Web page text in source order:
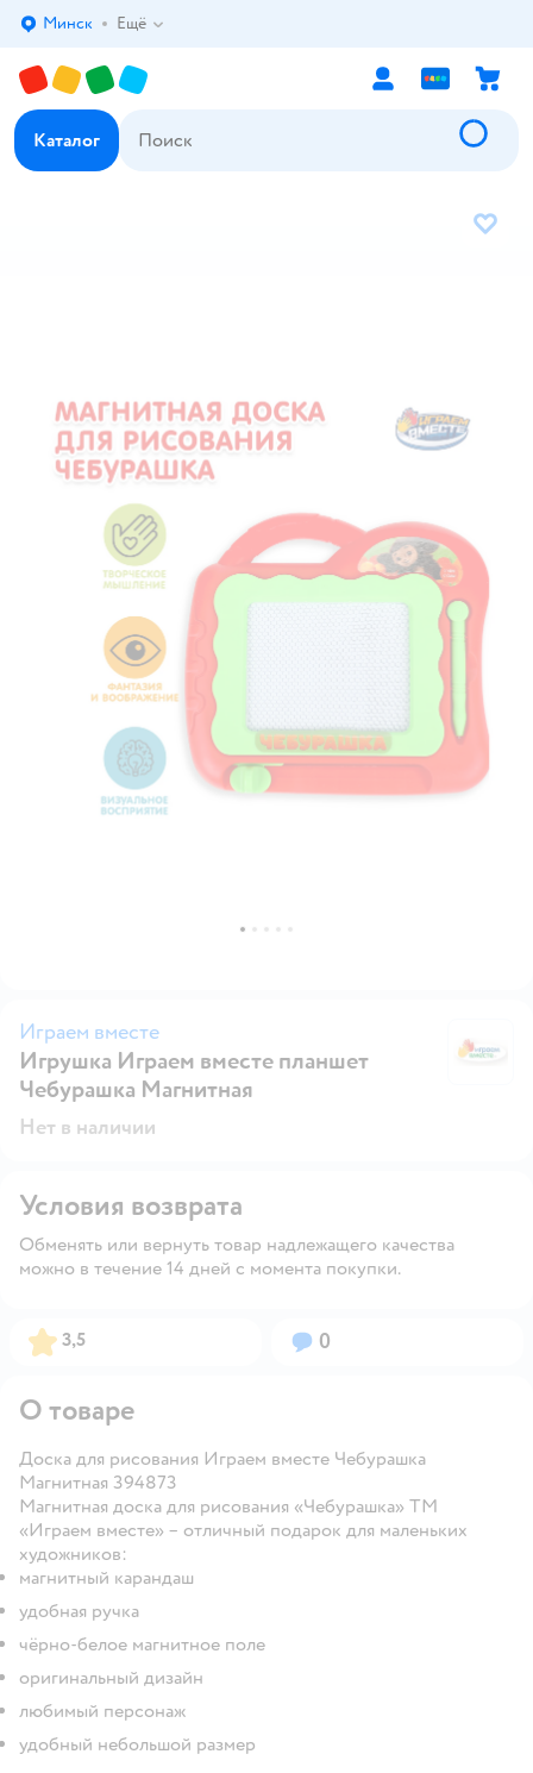
Выбор адреса доставки.
Минск Ещё
Каталог
В
Играем вместе
Игрушка Играем вместе планшет
Чебурашка Магнитная
Нет в наличии
Условия возврата
Обменять или вернуть товар надлежащего качества
можно в течение 14 дней с момента покупки.
Рейтинг:
3,5 Вопросов:
0
О товаре
Доска для рисования Играем вместе Чебурашка
Магнитная 394873
Магнитная доска для рисования «Чебурашка» ТМ
«Играем вместе» – отличный подарок для маленьких
художников:
магнитный карандаш
удобная ручка
чёрно-белое магнитное поле
оригинальный дизайн
любимый персонаж
удобный небольшой размер